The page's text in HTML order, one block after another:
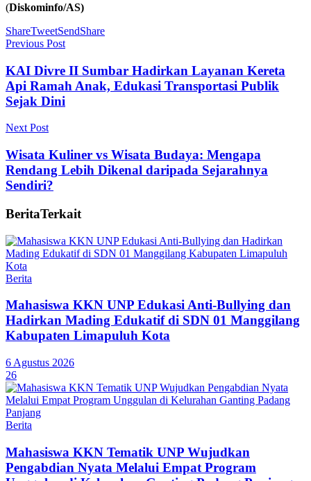
(Diskominfo/AS)
ShareTweetSendShare
Previous Post
KAI Divre II Sumbar Hadirkan Layanan Kereta
Api Ramah Anak, Edukasi Transportasi Publik
Sejak Dini
Next Post
Wisata Kuliner vs Wisata Budaya: Mengapa
Rendang Lebih Dikenal daripada Sejarahnya
Sendiri?
BeritaTerkait
Berita
Mahasiswa KKN UNP Edukasi Anti-Bullying dan
Hadirkan Mading Edukatif di SDN 01 Manggilang
Kabupaten Limapuluh Kota
6 Agustus 2026
26
Berita
Mahasiswa KKN Tematik UNP Wujudkan
Pengabdian Nyata Melalui Empat Program